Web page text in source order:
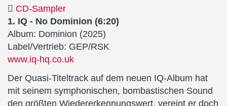
CD-Sampler
1. IQ - No Dominion (6:20)
Album: Dominion (2025)
Label/Vertrieb: GEP/RSK
www.iq-hq.co.uk
Der Quasi-Titeltrack auf dem neuen IQ-Album hat
mit seinem symphonischen, bombastischen Sound
den größten Wiedererkennungswert, vereint er doch